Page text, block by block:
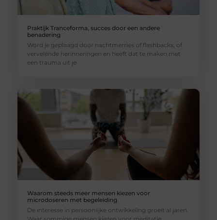
Praktijk Tranceforma, succes door een andere
benadering
Word je geplaagd door nachtmerries of flashbacks, of
vervelende herinneringen en heeft dat te maken met
een trauma uit je
Waarom steeds meer mensen kiezen voor
microdoseren met begeleiding
De interesse in persoonlijke ontwikkeling groeit al jaren.